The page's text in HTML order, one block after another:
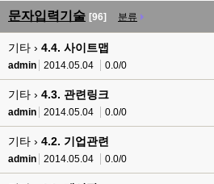
문자입력기술 [96] 분류
기타 › 4.4. 사이트맵
admin 2014.05.04 0.0/0
기타 › 4.3. 관련링크
admin 2014.05.04 0.0/0
기타 › 4.2. 기업관련
admin 2014.05.04 0.0/0